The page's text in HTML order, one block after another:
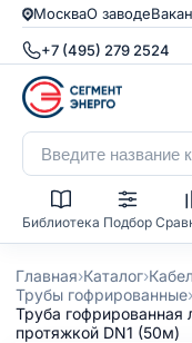
МоскваО заводе
+7 (495) 279 2524
Библиотека Подбор
Главная›Каталог›
Трубы гофрированные›
Труба гофрированная
протяжкой DN1 (50м)